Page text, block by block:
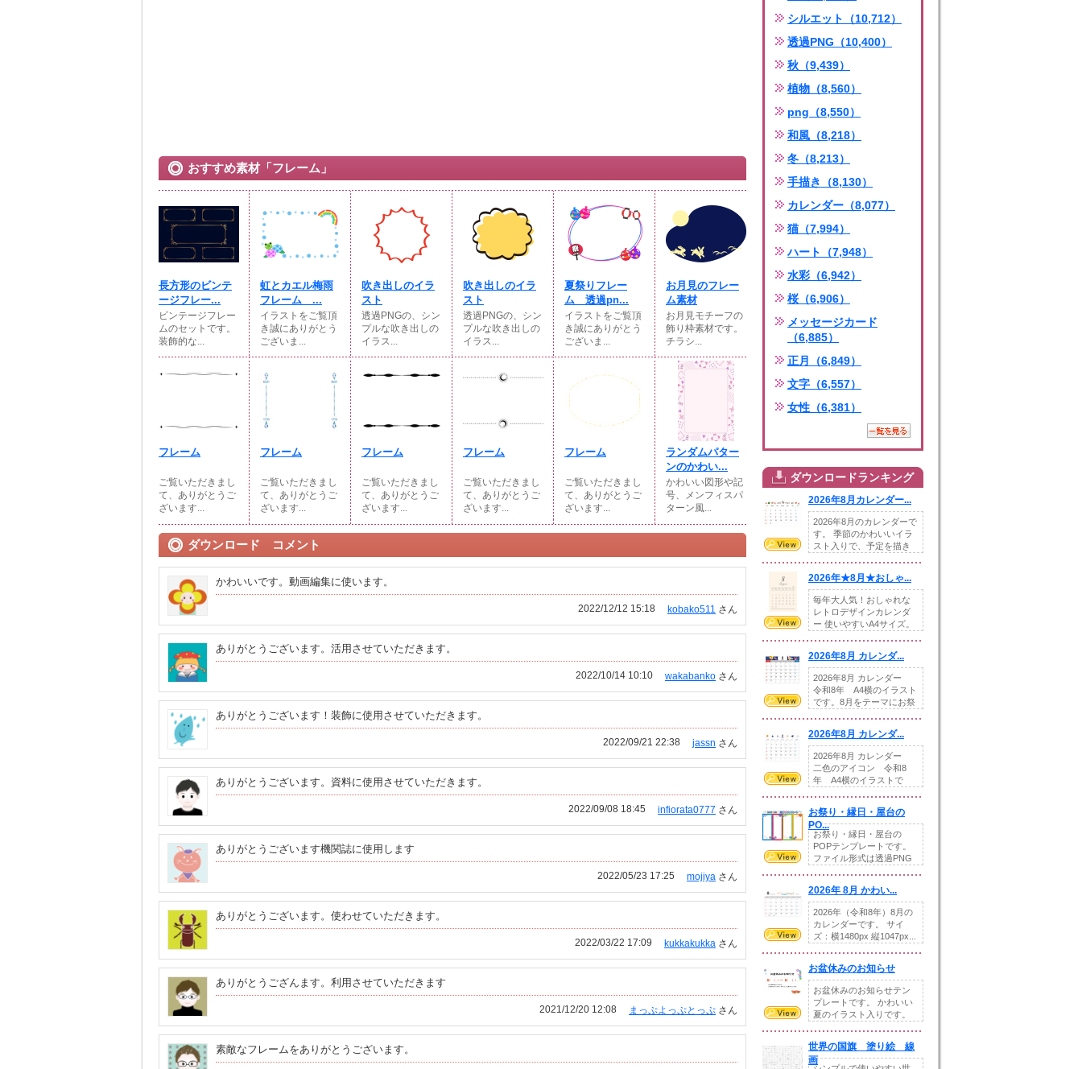
おすすめ素材「フレーム」
長方形のビンテ
ージフレー...
ビンテージフレー
ムのセットです。
装飾的な...
虹とカエル梅雨
フレーム ...
イラストをご覧頂
き誠にありがとう
ございま...
吹き出しのイラ
スト
透過PNGの、シン
プルな吹き出しの
イラス...
吹き出しのイラ
スト
透過PNGの、シン
プルな吹き出しの
イラス...
夏祭りフレー
ム 透過pn...
イラストをご覧頂
き誠にありがとう
ございま...
お月見のフレー
ム素材
お月見モチーフの
飾り枠素材です。
チラシ...
フレーム
ご覧いただきまし
て、ありがとうご
ざいます...
フレーム
ご覧いただきまし
て、ありがとうご
ざいます...
フレーム
ご覧いただきまし
て、ありがとうご
ざいます...
フレーム
ご覧いただきまし
て、ありがとうご
ざいます...
フレーム
ご覧いただきまし
て、ありがとうご
ざいます...
ランダムパター
ンのかわい...
かわいい図形や記
号、メンフィスパ
ターン風...
ダウンロード コメント
かわいいです。動画編集に使います。
kobako511 さん
2022/12/12 15:18
ありがとうございます。活用させていただきます。
wakabanko さん
2022/10/14 10:10
ありがとうございます！装飾に使用させていただきます。
jassn さん
2022/09/21 22:38
ありがとうございます。資料に使用させていただきます。
infiorata0777 さん
2022/09/08 18:45
ありがとうございます機関誌に使用します
mojiya さん
2022/05/23 17:25
ありがとうございます。使わせていただきます。
kukkakukka さん
2022/03/22 17:09
ありがとうござんます。利用させていただきます
まっぷよっぷとっぷ さん
2021/12/20 12:08
素敵なフレームをありがとうございます。
シルエット（10,712）
透過PNG（10,400）
秋（9,439）
植物（8,560）
png（8,550）
和風（8,218）
冬（8,213）
手描き（8,130）
カレンダー（8,077）
猫（7,994）
ハート（7,948）
水彩（6,942）
桜（6,906）
メッセージカード
（6,885）
正月（6,849）
文字（6,557）
女性（6,381）
ダウンロードランキング
2026年8月カレンダー...
2026年8月のカレンダーで
す。 季節のかわいいイラ
スト入りで、予定を描き
2026年★8月★おしゃ...
毎年大人気！おしゃれな
レトロデザインカレンダ
ー 使いやすいA4サイズ。
2026年8月 カレンダ...
2026年8月 カレンダー
令和8年 A4横のイラスト
です。8月をテーマにお祭
2026年8月 カレンダ...
2026年8月 カレンダー
二色のアイコン 令和8
年 A4横のイラストで
お祭り・縁日・屋台の
PO...
お祭り・縁日・屋台の
POPテンプレートです。
ファイル形式は透過PNG
2026年 8月 かわい...
2026年（令和8年）8月の
カレンダーです。 サイ
ズ：横1480px 縦1047px...
お盆休みのお知らせ
お盆休みのお知らせテン
プレートです。 かわいい
夏のイラスト入りです。
世界の国旗 塗り絵 線
画